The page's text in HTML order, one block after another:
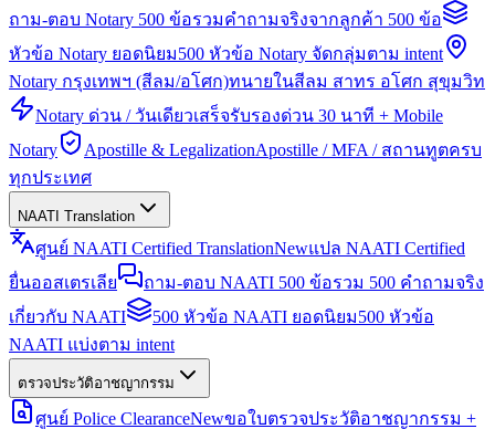
ถาม-ตอบ Notary 500 ข้อรวมคำถามจริงจากลูกค้า 500 ข้อ
หัวข้อ Notary ยอดนิยม500 หัวข้อ Notary จัดกลุ่มตาม intent
Notary กรุงเทพฯ (สีลม/อโศก)ทนายในสีลม สาทร อโศก สุขุมวิท
Notary ด่วน / วันเดียวเสร็จรับรองด่วน 30 นาที + Mobile
Notary
Apostille & LegalizationApostille / MFA / สถานทูตครบ
ทุกประเทศ
NAATI Translation
ศูนย์ NAATI Certified TranslationNewแปล NAATI Certified
ยื่นออสเตรเลีย
ถาม-ตอบ NAATI 500 ข้อรวม 500 คำถามจริง
เกี่ยวกับ NAATI
500 หัวข้อ NAATI ยอดนิยม500 หัวข้อ
NAATI แบ่งตาม intent
ตรวจประวัติอาชญากรรม
ศูนย์ Police ClearanceNewขอใบตรวจประวัติอาชญากรรม +